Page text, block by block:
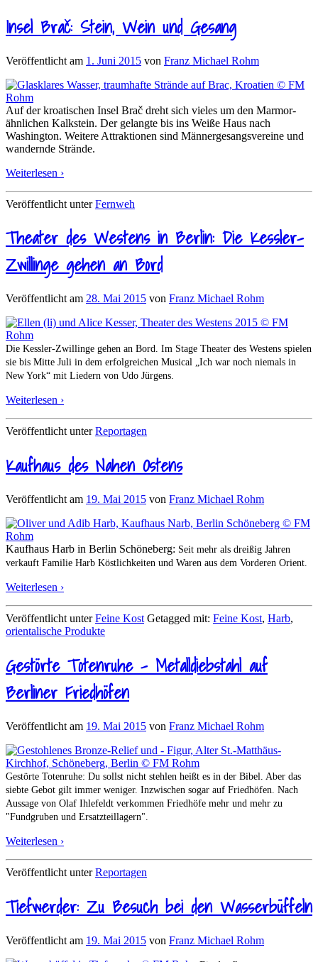
Insel Brač: Stein, Wein und Gesang
Veröffentlicht am 1. Juni 2015 von Franz Michael Rohm
Auf der kroatischen Insel Brač dreht sich vieles um den Marmor-
ähnlichen Kalkstein. Der gelangte bis ins Weiße Haus nach
Washington. Weitere Attraktionen sind Männergesangsvereine und
wandernde Strände.
Weiterlesen ›
Veröffentlicht unterFernweh
Theater des Westens in Berlin: Die Kessler-
Zwillinge gehen an Bord
Veröffentlicht am 28. Mai 2015 von Franz Michael Rohm
Die Kessler-Zwillinge gehen an Bord. Im Stage Theater des Westens spielen
sie bis Mitte Juli in dem erfolgreichen Musical „Ich war noch niemals in
New York“ mit Liedern von Udo Jürgens.
Weiterlesen ›
Veröffentlicht unterReportagen
Kaufhaus des Nahen Ostens
Veröffentlicht am 19. Mai 2015 von Franz Michael Rohm
Kaufhaus Harb in Berlin Schöneberg: Seit mehr als dreißig Jahren
verkauft Familie Harb Köstlichkeiten und Waren aus dem Vorderen Orient.
Weiterlesen ›
Veröffentlicht unterFeine Kost Getagged mit: Feine Kost, Harb,
orientalische Produkte
Gestörte Totenruhe – Metalldiebstahl auf
Berliner Friedhöfen
Veröffentlicht am 19. Mai 2015 von Franz Michael Rohm
Gestörte Totenruhe: Du sollst nicht stehlen heißt es in der Bibel. Aber das
siebte Gebot gilt immer weniger. Inzwischen sogar auf Friedhöfen. Nach
Aussage von Olaf Ihlefeldt verkommen Friedhöfe mehr und mehr zu
"Fundgruben und Ersatzteillagern".
Weiterlesen ›
Veröffentlicht unterReportagen
Tiefwerder: Zu Besuch bei den Wasserbüffeln
Veröffentlicht am 19. Mai 2015 von Franz Michael Rohm